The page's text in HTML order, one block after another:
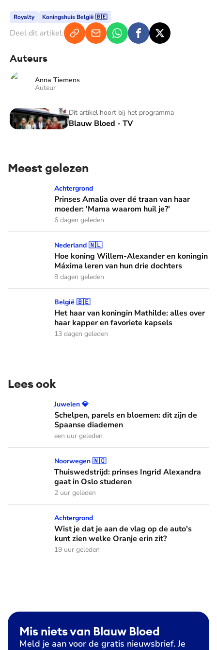
Royalty Koningshuis België 🇧🇪
Deel dit artikel:
Auteurs
Anna Tiemens
Auteur
Dit artikel hoort bij het programma
Blauw Bloed - TV
Blauw Bloed - TV
Meest gelezen
Prinses Amalia over dé traan van haar moeder: 'Mama
Achtergrond
Prinses Amalia over dé traan van haar
moeder: 'Mama waarom huil je?'
6 dagen geleden
Hoe koning Willem-Alexander en koningin Máxima leren
Nederland 🇳🇱
Hoe koning Willem-Alexander en koningin
Máxima leren van hun drie dochters
8 dagen geleden
Het haar van koningin Mathilde: alles over haar kapper en
België 🇧🇪
Het haar van koningin Mathilde: alles over
haar kapper en favoriete kapsels
13 dagen geleden
Lees ook
Schelpen, parels en bloemen: dit zijn de Spaanse diademen
Juwelen 💎
Schelpen, parels en bloemen: dit zijn de
Spaanse diademen
een uur geleden
Thuiswedstrijd: prinses Ingrid Alexandra gaat in Oslo
Noorwegen 🇳🇴
Thuiswedstrijd: prinses Ingrid Alexandra
gaat in Oslo studeren
2 uur geleden
Wist je dat je aan de vlag op de auto's kunt zien welke
Achtergrond
Wist je dat je aan de vlag op de auto's
kunt zien welke Oranje erin zit?
19 uur geleden
Mis niets van Blauw Bloed
Meld je aan voor de gratis nieuwsbrief. Je